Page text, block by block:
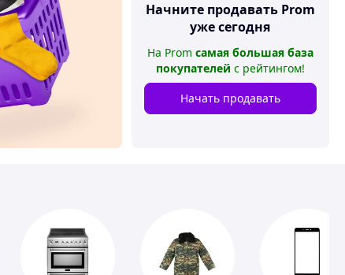
Начните продавать Prom
уже сегодня
На Prom самая большая база
покупателей с рейтингом!
Начать продавать